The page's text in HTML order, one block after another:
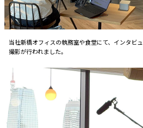
当社新橋オフィスの執務室や食堂にて、インタビ
撮影が行われました。